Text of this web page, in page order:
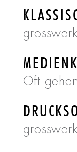
Oft